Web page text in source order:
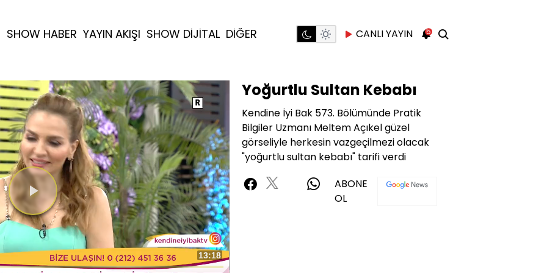
SHOW HABER YAYIN AKIŞI SHOW DİJİTAL DİĞER CANLI YAYIN 5
Videoyu
Oynat
Toplam
13:18
Yoğurtlu Sultan Kebabı
Kendine İyi Bak 573. Bölümünde Pratik
Bilgiler Uzmanı Meltem Açıkel güzel
görseliyle herkesin vazgeçilmezi olacak
"yoğurtlu sultan kebabı" tarifi verdi
ABONE
OL